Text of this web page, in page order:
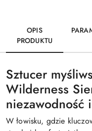
OPIS
PRODUKTU
Sztucer
Wilderness
niezawodność
W łowisku, gdzie